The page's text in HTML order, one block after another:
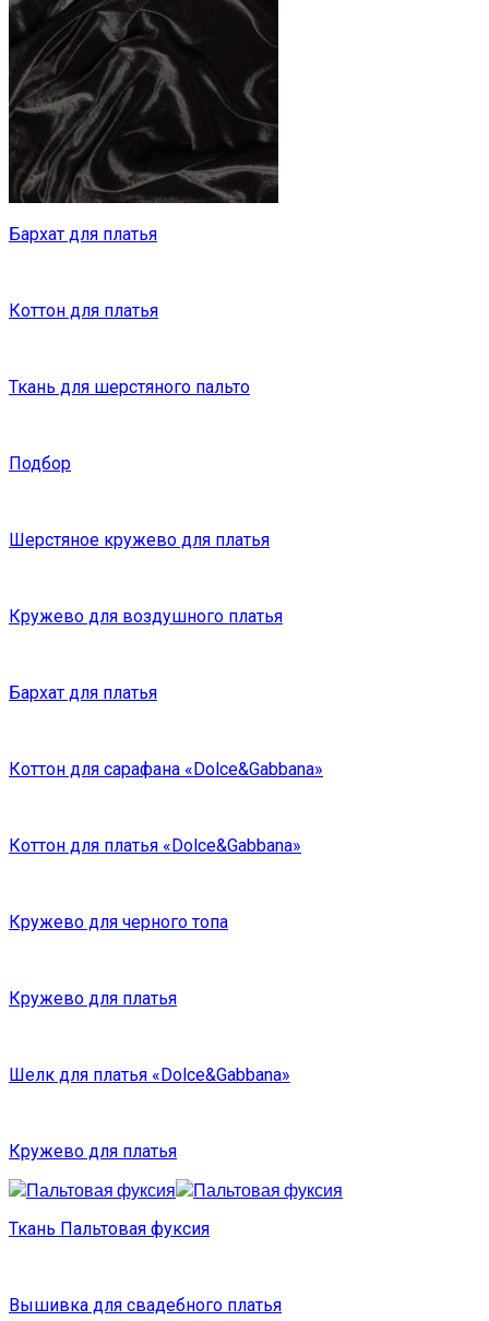
Бархат для платья
Коттон для платья
Ткань для шерстяного пальто
Подбор
Шерстяное кружево для платья
Кружево для воздушного платья
Бархат для платья
Коттон для сарафана «Dolce&Gabbana»
Коттон для платья «Dolce&Gabbana»
Кружево для черного топа
Кружево для платья
Шелк для платья «Dolce&Gabbana»
Кружево для платья
Ткань Пальтовая фуксия
Вышивка для свадебного платья